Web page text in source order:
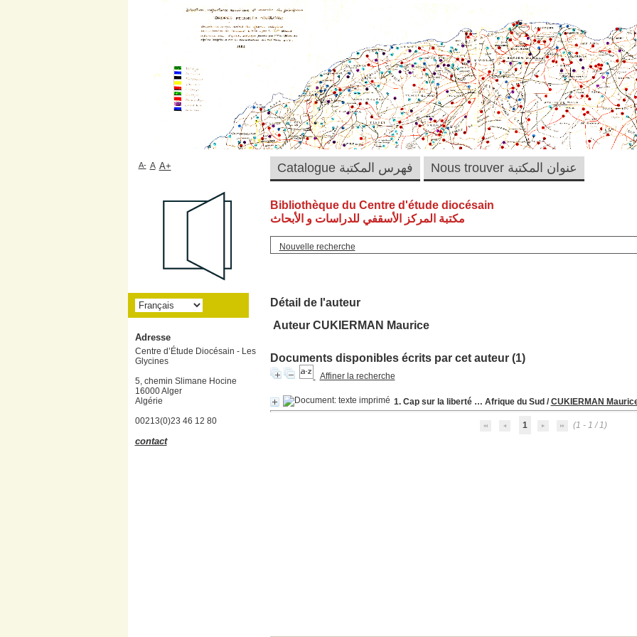
Bibliothèque du Centre d'étude diocésain
مكتبة المركز الأسقفي للدراسات و الأبحاث
Nouvelle recherche
Détail de l'auteur
Auteur CUKIERMAN Maurice
Documents disponibles écrits par cet auteur (1)
Affiner la recherche
1. Cap sur la liberté … Afrique du Sud /CUKIERMAN
1 (1 - 1 / 1)
Catalogue فهرس المكتبة Nous trouver عنوان المكتبة A- A A+
Adresse
Centre d’Étude Diocésain - Les
Glycines
5, chemin Slimane Hocine
16000 Alger
Algérie
00213(0)23 46 12 80
contact